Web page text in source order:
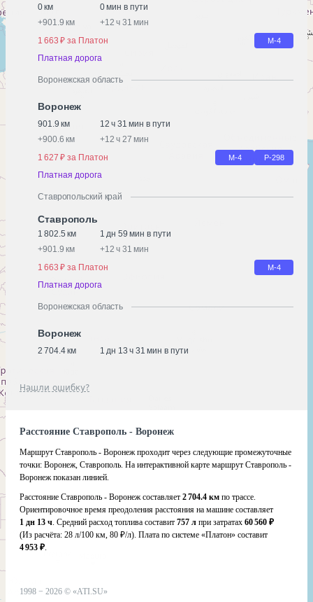
0 км
0 мин в пути
+901.9 км +12 ч 31 мин
1 663 ₽ за Платон
М-4
Платная дорога
Воронежская область
Воронеж
901.9 км
12 ч 31 мин в пути
+900.6 км +12 ч 27 мин
1 627 ₽ за Платон
М-4 Р-298
Платная дорога
Ставропольский край
Ставрополь
1 802.5 км
1 дн 59 мин в пути
+901.9 км +12 ч 31 мин
1 663 ₽ за Платон
М-4
Платная дорога
Воронежская область
Воронеж
2 704.4 км 1 дн 13 ч 31 мин в пути
Нашли ошибку?
Расстояние Ставрополь - Воронеж
Маршрут Ставрополь - Воронеж проходит через следующие промежуточные
точки: Воронеж, Ставрополь. На интерактивной карте маршрут Ставрополь -
Воронеж показан линией.
Расстояние Ставрополь - Воронеж составляет 2 704.4 км по трассе.
Ориентировочное время преодоления расстояния на машине составляет
1 дн 13 ч. Средний расход топлива составит 757 л при затратах 60 560 ₽
(Из расчёта: 28 л/100 км, 80 ₽/л). Плата по системе «Платон» составит
4 953 ₽.
1998 − 2026 © «ATI.SU»